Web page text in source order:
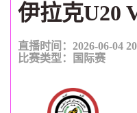
伊拉克U20
直播时间：2026-06-04
比赛类型：
国际赛